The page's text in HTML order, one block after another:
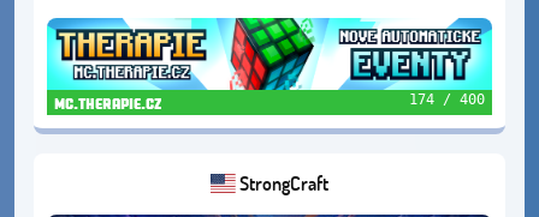
mc.therapie.cz 174 / 400
StrongCraft